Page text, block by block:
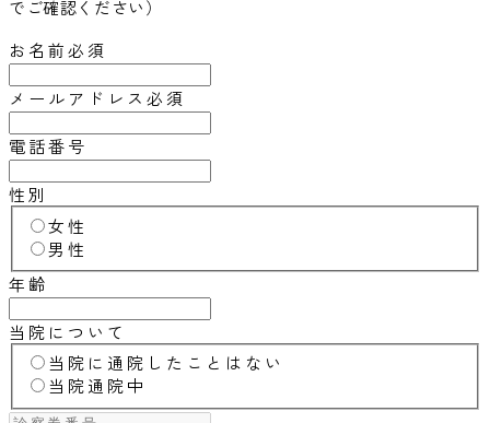
でご確認ください）
お名前必須
メールアドレス 必須
電話番号
性別
女性
男性
年齢
当院について
当院に通院したことはない
当院通院中